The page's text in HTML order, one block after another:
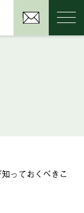
っておくべきこ